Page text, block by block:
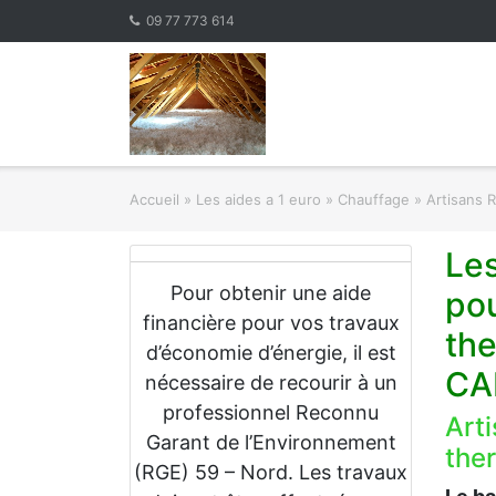
09 77 773 614
Accueil » Les aides a 1 euro » Chauffage » Artisans
Pour obtenir une aide
financière pour vos travaux
d’économie d’énergie, il est
nécessaire de recourir à un
professionnel Reconnu
Garant de l’Environnement
(RGE) 59 – Nord. Les travaux